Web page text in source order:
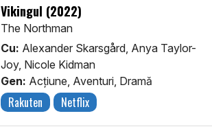
Vikingul (2022)
The Northman
Cu: Alexander Skarsgård, Anya Taylor-
Joy, Nicole Kidman
Gen: Acţiune, Aventuri, Dramă
Rakuten Netflix